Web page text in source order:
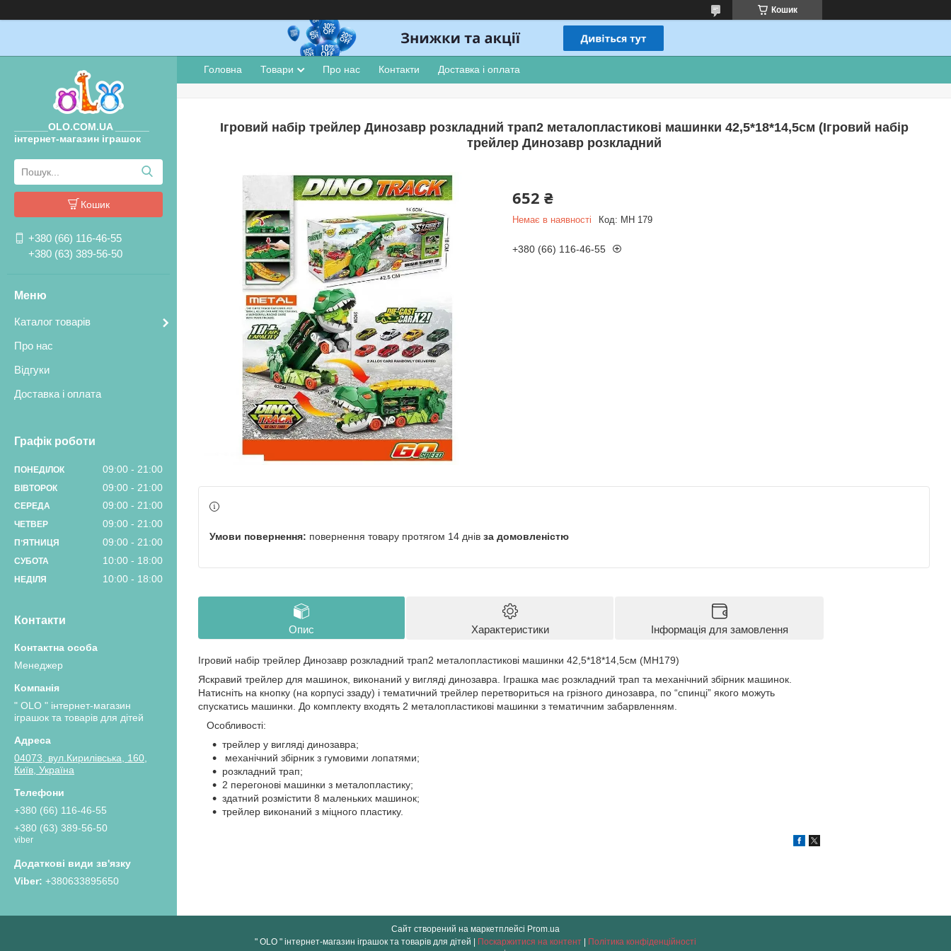
Кошик
______OLO.COM.UA ______
інтернет-магазин іграшок
Кошик
+380 (66) 116-46-55
+380 (63) 389-56-50
Каталог товарів
Про нас
Відгуки
Доставка і оплата
Графік роботи
ПОНЕДІЛОК 09:00 21:00
ВІВТОРОК 09:00 21:00
СЕРЕДА 09:00 21:00
ЧЕТВЕР 09:00 21:00
ПʼЯТНИЦЯ 09:00 21:00
СУБОТА 10:00 18:00
НЕДІЛЯ 10:00 18:00
Контакти
Менеджер
" OLO " інтернет-магазин
іграшок та товарів для дітей
04073, вул.Кирилівська, 160,
Київ, Україна
+380 (66) 116-46-55
+380 (63) 389-56-50
viber
+380633895650
Головна Товари Про нас Контакти Доставка і оплата
Ігровий набір трейлер Динозавр розкладний трап2 металопластикові машинки 42,5*18*14,5см (Ігровий набір
трейлер Динозавр розкладний
652 ₴
Немає в наявності Код: MH 179
+380 (66) 116-46-55
повернення товару протягом 14 днів за домовленістю
Опис Характеристики Інформація для замовлення
Ігровий набір трейлер Динозавр розкладний трап2 металопластикові машинки 42,5*18*14,5см (MH179)
Яскравий трейлер для машинок, виконаний у вигляді динозавра. Іграшка має розкладний трап та механічний збірник машинок.
Натисніть на кнопку (на корпусі ззаду) і тематичний трейлер перетвориться на грізного динозавра, по “спинці” якого можуть
спускатись машинки. До комплекту входять 2 металопластикові машинки з тематичним забарвленням.
Особливості:
трейлер у вигляді динозавра;
механічний збірник з гумовими лопатями;
розкладний трап;
2 перегонові машинки з металопластику;
здатний розмістити 8 маленьких машинок;
трейлер виконаний з міцного пластику.
Сайт створений на маркетплейсі Prom.ua
" OLO " інтернет-магазин іграшок та товарів для дітей | Поскаржитися на контент | Політика конфіденційності